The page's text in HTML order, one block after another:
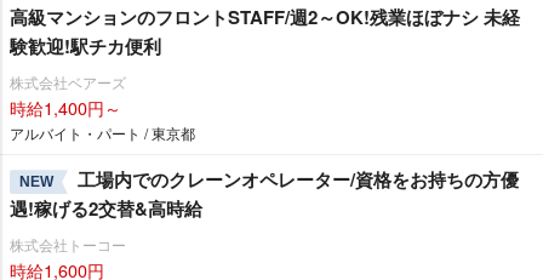
高級マンションのフロントSTAFF/週2～OK!残業ほぼナシ 未経
験歓迎!駅チカ便利
株式会社ベアーズ
時給1,400円～
アルバイト・パート / 東京都
NEW
工場内でのクレーンオペレーター/資格をお持ちの方優
遇!稼げる2交替&高時給
株式会社トーコー
時給1,600円